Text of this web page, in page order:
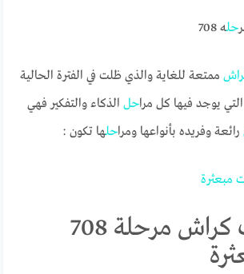
حله 708
ممتعة للغاية والذي ظلت في الفترة الحالية
يوجد فيها كل مراحل الذكاء والتفكير فهي
رائعة وفريده بأنواعها ومراحلها تكون :
مبعثرة
حل كلمات كراش مرحلة 708